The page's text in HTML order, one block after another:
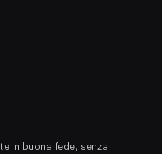
in buona fede, senza